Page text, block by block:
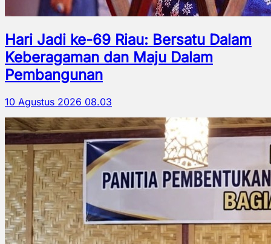
Hari Jadi ke-69 Riau: Bersatu Dalam
Keberagaman dan Maju Dalam
Pembangunan
10 Agustus 2026 08.03